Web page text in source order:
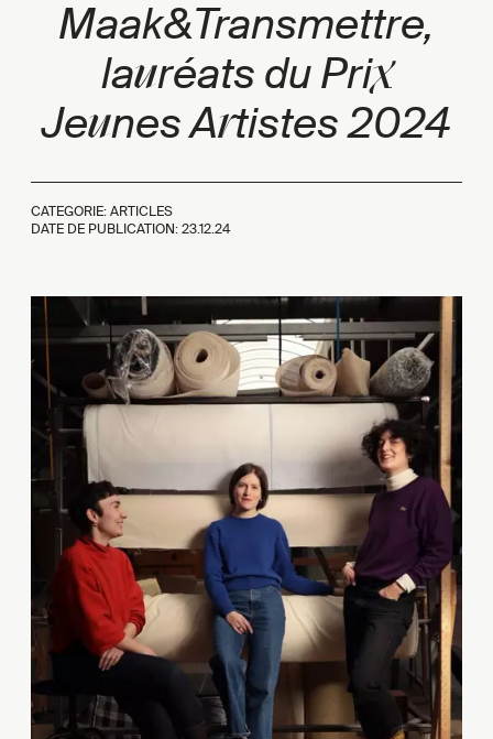
Maak&Transmettre,
lauréats du Prix
Jeunes Artistes 2024
CATEGORIE: ARTICLES
DATE DE PUBLICATION:23.12.24